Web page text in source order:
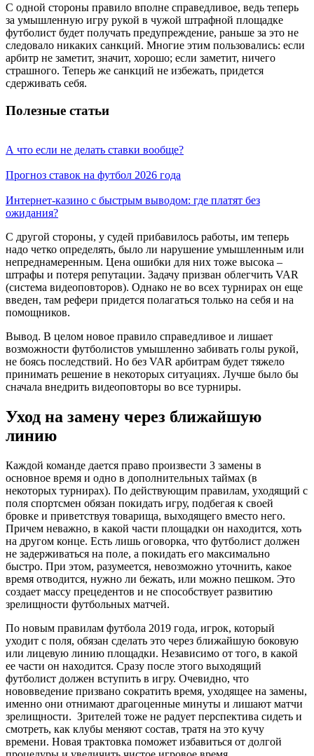
С одной стороны правило вполне справедливое, ведь теперь
за умышленную игру рукой в чужой штрафной площадке
футболист будет получать предупреждение, раньше за это не
следовало никаких санкций. Многие этим пользовались: если
арбитр не заметит, значит, хорошо; если заметит, ничего
страшного. Теперь же санкций не избежать, придется
сдерживать себя.
Полезные статьи
А что если не делать ставки вообще?
Прогноз ставок на футбол 2026 года
Интернет-казино с быстрым выводом: где платят без
ожидания?
С другой стороны, у судей прибавилось работы, им теперь
надо четко определять, было ли нарушение умышленным или
непреднамеренным. Цена ошибки для них тоже высока –
штрафы и потеря репутации. Задачу призван облегчить VAR
(система видеоповторов). Однако не во всех турнирах он еще
введен, там рефери придется полагаться только на себя и на
помощников.
Вывод. В целом новое правило справедливое и лишает
возможности футболистов умышленно забивать голы рукой,
не боясь последствий. Но без VAR арбитрам будет тяжело
принимать решение в некоторых ситуациях. Лучше было бы
сначала внедрить видеоповторы во все турниры.
Уход на замену через ближайшую
линию
Каждой команде дается право произвести 3 замены в
основное время и одно в дополнительных таймах (в
некоторых турнирах). По действующим правилам, уходящий с
поля спортсмен обязан покидать игру, подбегая к своей
бровке и приветствуя товарища, выходящего вместо него.
Причем неважно, в какой части площадки он находится, хоть
на другом конце. Есть лишь оговорка, что футболист должен
не задерживаться на поле, а покидать его максимально
быстро. При этом, разумеется, невозможно уточнить, какое
время отводится, нужно ли бежать, или можно пешком. Это
создает массу прецедентов и не способствует развитию
зрелищности футбольных матчей.
По новым правилам футбола 2019 года, игрок, который
уходит с поля, обязан сделать это через ближайшую боковую
или лицевую линию площадки. Независимо от того, в какой
ее части он находится. Сразу после этого выходящий
футболист должен вступить в игру. Очевидно, что
нововведение призвано сократить время, уходящее на замены,
именно они отнимают драгоценные минуты и лишают матчи
зрелищности. Зрителей тоже не радует перспектива сидеть и
смотреть, как клубы меняют состав, тратя на это кучу
времени. Новая трактовка поможет избавиться от долгой